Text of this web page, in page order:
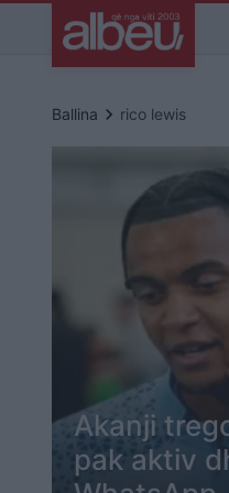
Ballina keyboard_arrow_right rico lewis
Akanji
pak aktiv